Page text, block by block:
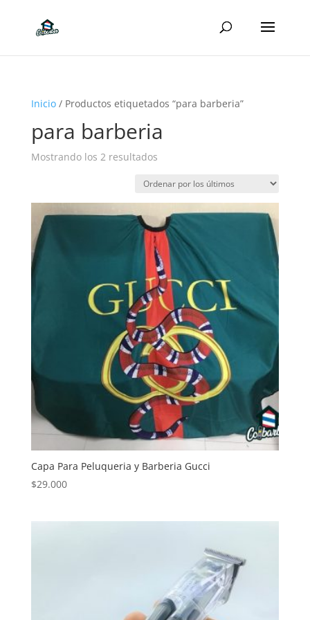
Inicio/ Productos etiquetados “para barberia”
para barberia
Mostrando los 2 resultadosOrdenado
los
últimos
Capa Para Peluqueria y Barberia Gucci
$29.000